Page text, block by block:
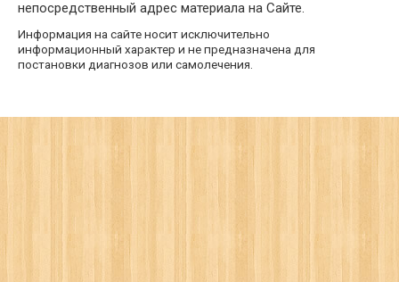
непосредственный адрес материала на Сайте.
Информация на сайте носит исключительно
информационный характер и не предназначена для
постановки диагнозов или самолечения.